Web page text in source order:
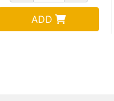
ADD